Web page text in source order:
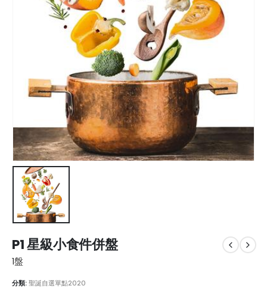
P1 星級小食件併盤
1盤
分類:聖誕自選單點2020